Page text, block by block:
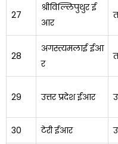
27
श्रीविल्लिपुथुर ई
आर
28
अगस्त्यमलाई ईआ
र
29 उत्तर प्रदेश ईआर
30 टेरी ईआर